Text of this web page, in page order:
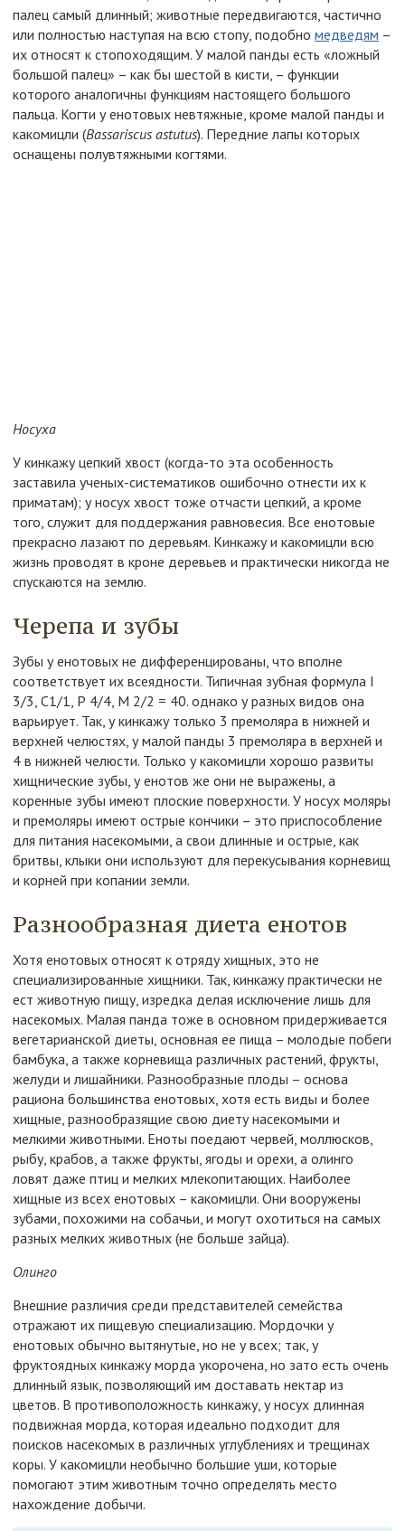
палец самый длинный; животные передвигаются, частично
или полностью наступая на всю стопу, подобно медведям –
их относят к стопоходящим. У малой панды есть «ложный
большой палец» – как бы шестой в кисти, – функции
которого аналогичны функциям настоящего большого
пальца. Когти у енотовых невтяжные, кроме малой панды и
какомицли (Bassariscus astutus). Передние лапы которых
оснащены полувтяжными когтями.
Носуха
У кинкажу цепкий хвост (когда-то эта особенность
заставила ученых-систематиков ошибочно отнести их к
приматам); у носух хвост тоже отчасти цепкий, а кроме
того, служит для поддержания равновесия. Все енотовые
прекрасно лазают по деревьям. Кинкажу и какомицли всю
жизнь проводят в кроне деревьев и практически никогда не
спускаются на землю.
Черепа и зубы
Зубы у енотовых не дифференцированы, что вполне
соответствует их всеядности. Типичная зубная формула I
3/3, С1/1, Р 4/4, М 2/2 = 40. однако у разных видов она
варьирует. Так, у кинкажу только 3 премоляра в нижней и
верхней челюстях, у малой панды 3 премоляра в верхней и
4 в нижней челюсти. Только у какомицли хорошо развиты
хищнические зубы, у енотов же они не выражены, а
коренные зубы имеют плоские поверхности. У носух моляры
и премоляры имеют острые кончики – это приспособление
для питания насекомыми, а свои длинные и острые, как
бритвы, клыки они используют для перекусывания корневищ
и корней при копании земли.
Разнообразная диета енотов
Хотя енотовых относят к отряду хищных, это не
специализированные хищники. Так, кинкажу практически не
ест животную пищу, изредка делая исключение лишь для
насекомых. Малая панда тоже в основном придерживается
вегетарианской диеты, основная ее пища – молодые побеги
бамбука, а также корневища различных растений, фрукты,
желуди и лишайники. Разнообразные плоды – основа
рациона большинства енотовых, хотя есть виды и более
хищные, разнообразящие свою диету насекомыми и
мелкими животными. Еноты поедают червей, моллюсков,
рыбу, крабов, а также фрукты, ягоды и орехи, а олинго
ловят даже птиц и мелких млекопитающих. Наиболее
хищные из всех енотовых – какомицли. Они вооружены
зубами, похожими на собачьи, и могут охотиться на самых
разных мелких животных (не больше зайца).
Олинго
Внешние различия среди представителей семейства
отражают их пищевую специализацию. Мордочки у
енотовых обычно вытянутые, но не у всех; так, у
фруктоядных кинкажу морда укорочена, но зато есть очень
длинный язык, позволяющий им доставать нектар из
цветов. В противоположность кинкажу, у носух длинная
подвижная морда, которая идеально подходит для
поисков насекомых в различных углублениях и трещинах
коры. У какомицли необычно большие уши, которые
помогают этим животным точно определять место
нахождение добычи.